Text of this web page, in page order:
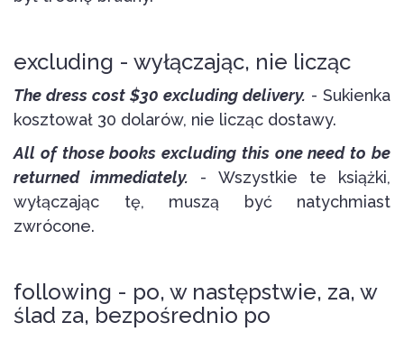
excluding - wyłączając, nie licząc
The dress cost $30 excluding delivery. - Sukienka
kosztował 30 dolarów, nie licząc dostawy.
All of those books excluding this one need to be
returned immediately. - Wszystkie te książki,
wyłączając tę, muszą być natychmiast
zwrócone.
following - po, w następstwie, za, w
ślad za, bezpośrednio po